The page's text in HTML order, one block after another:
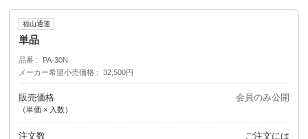
福山通運
単品
品番
PA-30N
メーカー希望小売価格
32,500円
販売価格
（単価 × 入数）
会員のみ公開
注文数
ご注文には